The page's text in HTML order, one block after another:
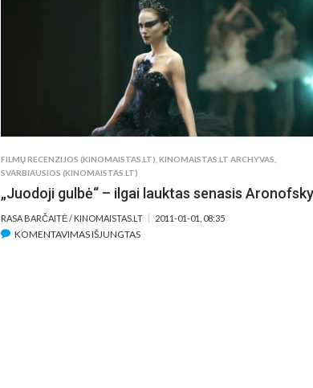
FORMA
FILMŲ RECENZIJOS (KINOMAISTAS.LT),KINOMAISTAS.LT ARCHYVAS,
SVARBIAUSIOS (KINOMAISTAS.LT)
„Juodoji gulbė“ – ilgai lauktas senasis
RASA BARČAITĖ / KINOMAISTAS.LT 2011-01-01, 08:35
KOMENTAVIMAS IŠJUNGTASĮRAŠE